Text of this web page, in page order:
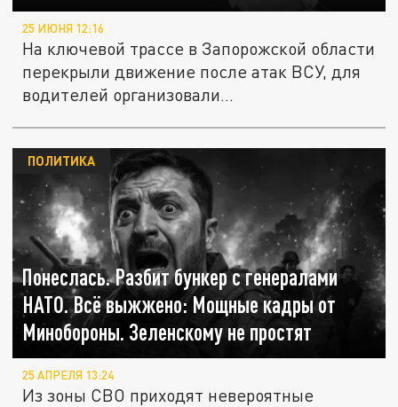
25 ИЮНЯ 12:16
На ключевой трассе в Запорожской области
перекрыли движение после атак ВСУ, для
водителей организовали...
Понеслась. Разбит бункер с генералами
НАТО. Всё выжжено: Мощные кадры от
Минобороны. Зеленскому не простят
ПОЛИТИКА
25 АПРЕЛЯ 13:24
Из зоны СВО приходят невероятные